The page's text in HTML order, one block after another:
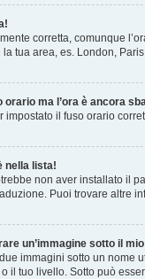
corretta, comunque
tua area, es. London,
orario ma l’ora è ancora
impostato il fuso orario
nella lista!
non aver installato il
Puoi trovare altre
un’immagine sotto il
immagini sotto un nome
il tuo livello. Sotto può